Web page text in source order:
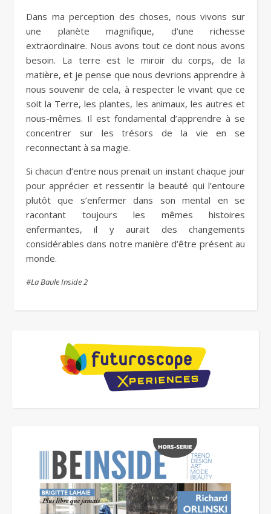
Dans ma perception des choses, nous vivons sur
une planète magnifique, d’une richesse
extraordinaire. Nous avons tout ce dont nous avons
besoin. La terre est le miroir du corps, de la
matière, et je pense que nous devrions apprendre à
nous souvenir de cela, à respecter le vivant que ce
soit la Terre, les plantes, les animaux, les autres et
nous-mêmes. Il est fondamental d’apprendre à se
concentrer sur les trésors de la vie en se
reconnectant à sa magie.
Si chacun d’entre nous prenait un instant chaque jour
pour apprécier et ressentir la beauté qui l’entoure
plutôt que s’enfermer dans son mental en se
racontant toujours les mêmes histoires
enfermantes, il y aurait des changements
considérables dans notre manière d’être présent au
monde.
#La Baule Inside 2